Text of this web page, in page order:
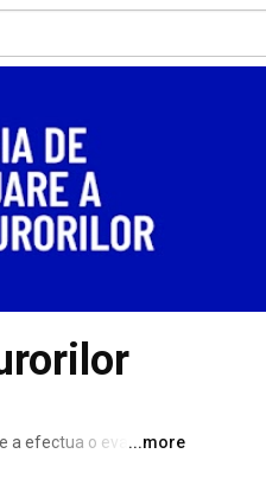
a efectua o evaluare
Moldova.
...more